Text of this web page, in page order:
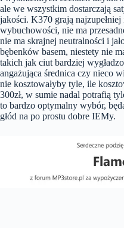
ale we wszystkim dostarczają
jakości. K370 grają
wybuchowości, nie ma
nie ma skrajnej neutralności i
bębenków basem, niestety nie
takich jak ciut bardziej
angażująca średnica czy nieco
nie kosztowałyby tyle, ile
300zł, w sumie nadal potrafią
to bardzo optymalny wybór,
głód na po prostu dobre IEMy.